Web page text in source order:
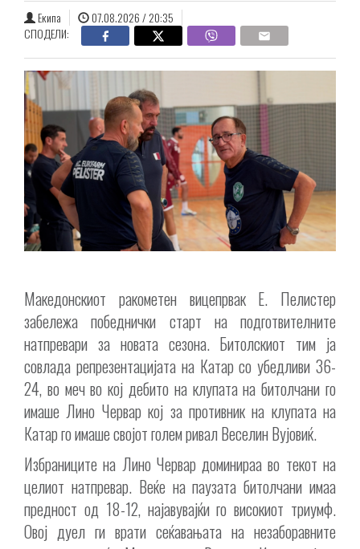
Екипа
07.08.2026 / 20:35
СПОДЕЛИ:
Македонскиот ракометен вицепрвак Е. Пелистер
забележа победнички старт на подготвителните
натпревари за новата сезона. Битолскиот тим ја
совлада репрезентацијата на Катар со убедливи 36-
24, во меч во кој дебито на клупата на битолчани го
имаше Лино Червар кој за противник на клупата на
Катар го имаше својот голем ривал Веселин Вујовиќ.
Избраниците на Лино Червар доминираа во текот на
целиот натпревар. Веќе на паузата битолчани имаа
предност од 18-12, најавувајќи го високиот триумф.
Овој дуел ги врати сеќавањата на незаборавните